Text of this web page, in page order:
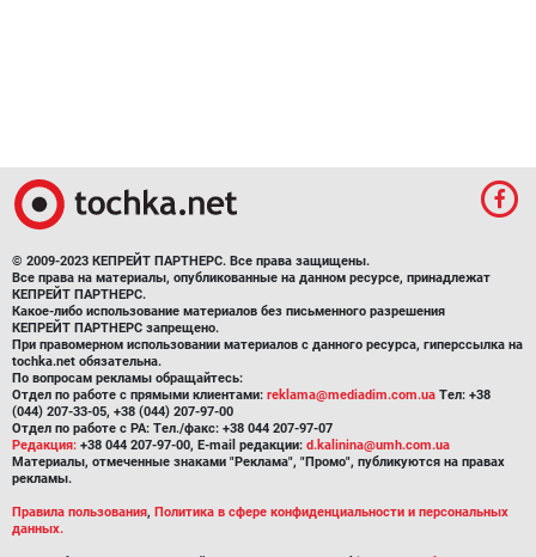
© 2009-2023 КЕПРЕЙТ ПАРТНЕРС. Все права защищены.
Все права на материалы, опубликованные на данном ресурсе, принадлежат
КЕПРЕЙТ ПАРТНЕРС.
Какое-либо использование материалов без письменного разрешения
КЕПРЕЙТ ПАРТНЕРС запрещено.
При правомерном использовании материалов с данного ресурса, гиперссылка на
tochka.net обязательна.
По вопросам рекламы обращайтесь:
Отдел по работе с прямыми клиентами: reklama@mediadim.com.ua Тел: +38
(044) 207-33-05, +38 (044) 207-97-00
Отдел по работе с РА: Тел./факс: +38 044 207-97-07
Редакция: +38 044 207-97-00, E-mail редакции: d.kalinina@umh.com.ua
Материалы, отмеченные знаками "Реклама", "Промо", публикуются на правах
рекламы.
Правила пользования, Политика в сфере конфиденциальности и персональных
данных.